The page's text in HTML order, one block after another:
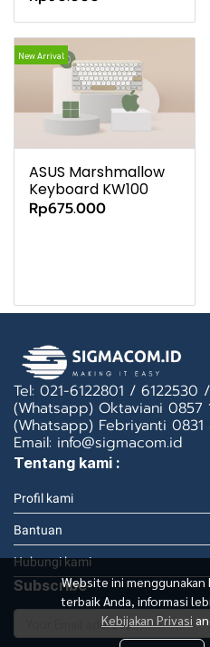
New Arrival
ASUS Marshmallow
Keyboard KW100
Rp675.000
Website ini
terbaik Anda, informasi
Kebijakan Privasi
Tel: 021-6122801 /
(Whatsapp) Oktaviani 0857
(Whatsapp) Febriyanti 0831
Email: info@sigmacom.id
Tentang kami :
Profil kami
Bantuan
Hubungi kami
Subscribe